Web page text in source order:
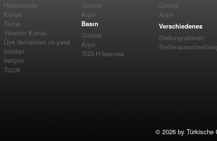
Hakkımızda
Künye
Tezler
Yönetim Kurulu
Üye dernerkleri ve yerel
büroları
İletişim
Tüzük
Güncel
Arşiv
Basın
Güncel
Arşiv
TGS-H basında
Güncel
Arşiv
Verschiedenes
Stellungnahmen
© 2026 by Türkische